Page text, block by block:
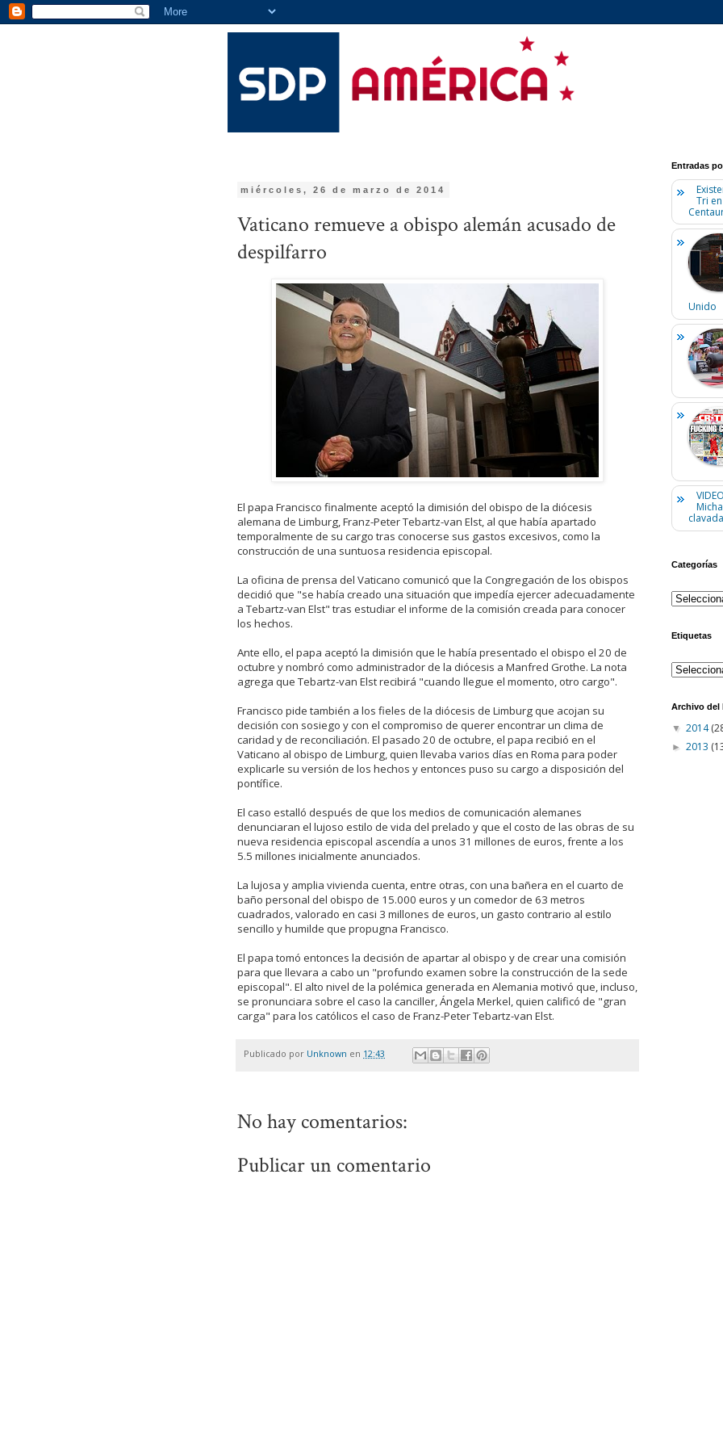
miércoles, 26 de marzo de 2014
Vaticano remueve a obispo alemán acusado de
despilfarro
El papa Francisco finalmente aceptó la dimisión del obispo de la diócesis
alemana de Limburg, Franz-Peter Tebartz-van Elst, al que había apartado
temporalmente de su cargo tras conocerse sus gastos excesivos, como la
construcción de una suntuosa residencia episcopal.
La oficina de prensa del Vaticano comunicó que la Congregación de los obispos
decidió que "se había creado una situación que impedía ejercer adecuadamente
a Tebartz-van Elst" tras estudiar el informe de la comisión creada para conocer
los hechos.
Ante ello, el papa aceptó la dimisión que le había presentado el obispo el 20 de
octubre y nombró como administrador de la diócesis a Manfred Grothe. La nota
agrega que Tebartz-van Elst recibirá "cuando llegue el momento, otro cargo".
Francisco pide también a los fieles de la diócesis de Limburg que acojan su
decisión con sosiego y con el compromiso de querer encontrar un clima de
caridad y de reconciliación. El pasado 20 de octubre, el papa recibió en el
Vaticano al obispo de Limburg, quien llevaba varios días en Roma para poder
explicarle su versión de los hechos y entonces puso su cargo a disposición del
pontífice.
El caso estalló después de que los medios de comunicación alemanes
denunciaran el lujoso estilo de vida del prelado y que el costo de las obras de su
nueva residencia episcopal ascendía a unos 31 millones de euros, frente a los
5.5 millones inicialmente anunciados.
La lujosa y amplia vivienda cuenta, entre otras, con una bañera en el cuarto de
baño personal del obispo de 15.000 euros y un comedor de 63 metros
cuadrados, valorado en casi 3 millones de euros, un gasto contrario al estilo
sencillo y humilde que propugna Francisco.
El papa tomó entonces la decisión de apartar al obispo y de crear una comisión
para que llevara a cabo un "profundo examen sobre la construcción de la sede
episcopal". El alto nivel de la polémica generada en Alemania motivó que, incluso,
se pronunciara sobre el caso la canciller, Ángela Merkel, quien calificó de "gran
carga" para los católicos el caso de Franz-Peter Tebartz-van Elst.
Publicado por Unknown en 12:43
No hay comentarios:
Publicar un comentario
Entradas
Tri
Unido
Categorías
Etiquetas
Archivo del
▼ 2014
► 2013